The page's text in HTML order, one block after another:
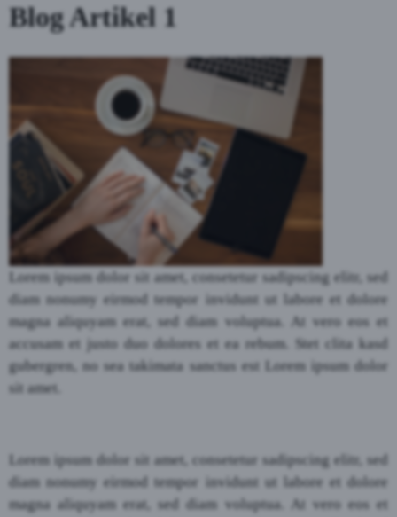
Blog Artikel 1
Lorem ipsum dolor sit amet, consetetur sadipscing elitr, sed
diam nonumy eirmod tempor invidunt ut labore et dolore
magna aliquyam erat, sed diam voluptua. At vero eos et
accusam et justo duo dolores et ea rebum. Stet clita kasd
gubergren, no sea takimata sanctus est Lorem ipsum dolor
sit amet.
Lorem ipsum dolor sit amet, consetetur sadipscing elitr, sed
diam nonumy eirmod tempor invidunt ut labore et dolore
magna aliquyam erat, sed diam voluptua. At vero eos et